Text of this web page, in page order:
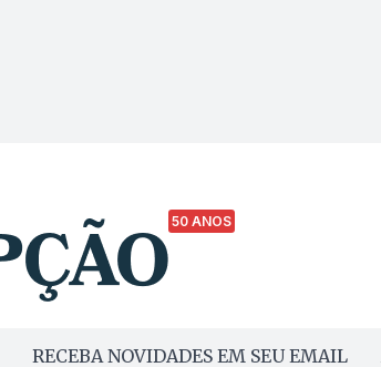
50 ANOS
RECEBA NOVIDADES EM SEU EMAIL